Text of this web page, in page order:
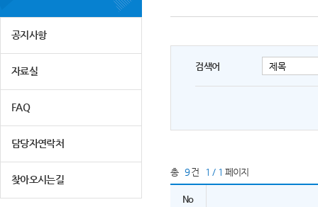
공지사항
자료실
FAQ
담당자연락처
찾아오시는길
검색어
총 9 건 1 / 1 페이지
No